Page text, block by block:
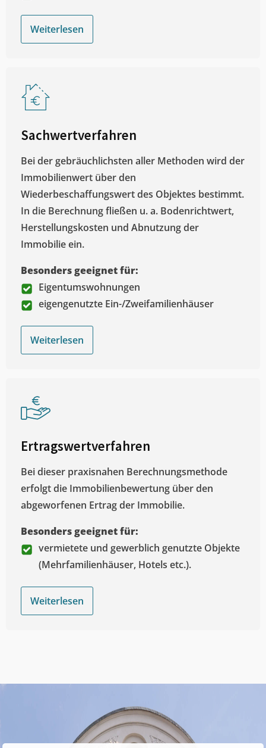
Weiterlesen
Sachwertverfahren
Bei der gebräuchlichsten aller Methoden wird der
Immobilienwert über den
Wiederbeschaffungswert des Objektes bestimmt.
In die Berechnung fließen u. a. Bodenrichtwert,
Herstellungskosten und Abnutzung der
Immobilie ein.
Besonders geeignet für:
Eigentumswohnungen
eigengenutzte Ein-/Zweifamilienhäuser
Weiterlesen
Ertragswertverfahren
Bei dieser praxisnahen Berechnungsmethode
erfolgt die Immobilienbewertung über den
abgeworfenen Ertrag der Immobilie.
Besonders geeignet für:
vermietete und gewerblich genutzte Objekte
(Mehrfamilienhäuser, Hotels etc.).
Weiterlesen